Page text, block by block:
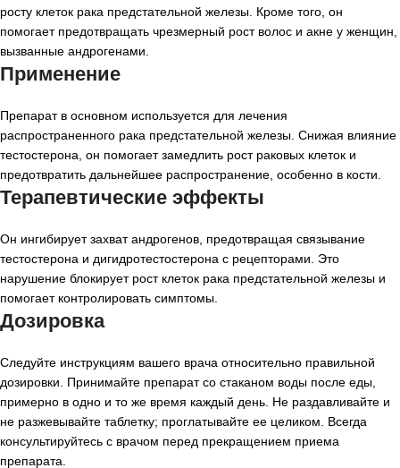
росту клеток рака предстательной железы. Кроме того, он
помогает предотвращать чрезмерный рост волос и акне у женщин,
вызванные андрогенами.
Применение
Препарат в основном используется для лечения
распространенного рака предстательной железы. Снижая влияние
тестостерона, он помогает замедлить рост раковых клеток и
предотвратить дальнейшее распространение, особенно в кости.
Терапевтические эффекты
Он ингибирует захват андрогенов, предотвращая связывание
тестостерона и дигидротестостерона с рецепторами. Это
нарушение блокирует рост клеток рака предстательной железы и
помогает контролировать симптомы.
Дозировка
Следуйте инструкциям вашего врача относительно правильной
дозировки. Принимайте препарат со стаканом воды после еды,
примерно в одно и то же время каждый день. Не раздавливайте и
не разжевывайте таблетку; проглатывайте ее целиком. Всегда
консультируйтесь с врачом перед прекращением приема
препарата.